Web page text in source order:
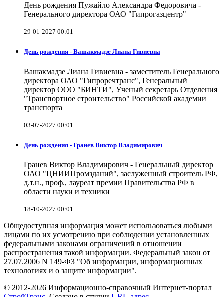
День рождения Пужайло Александра Федоровича -
Генерального директора ОАО "Гипрогазцентр"
29-01-2027 00:01
День рождения - Вашакмадзе Лиана Гивиевна
Вашакмадзе Лиана Гивиевна - заместитель Генерального
директора ОАО "Гипроречтранс", Генеральный
директор ООО "БИНТИ", Ученый секретарь Отделения
"Транспортное строительство" Российской академии
транспорта
03-07-2027 00:01
День рождения - Гранев Виктор Владимирович
Гранев Виктор Владимирович - Генеральный директор
ОАО "ЦНИИПромзданий", заслуженный строитель РФ,
д.т.н., проф., лауреат премии Правительства РФ в
области науки и техники
18-10-2027 00:01
Общедоступная информация может использоваться любыми
лицами по их усмотрению при соблюдении установленных
федеральными законами ограничений в отношении
распространения такой информации. Федеральный закон от
27.07.2006 N 149-ФЗ "Об информации, информационных
технологиях и о защите информации".
© 2012-2026 Информационно-справочный Интернет-портал